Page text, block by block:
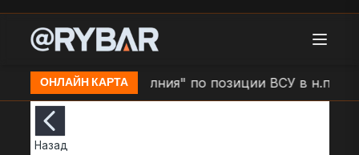
ОНЛАЙН КАРТА
Удар БЛА "Молния" по позиции ВСУ в н.п.
Назад